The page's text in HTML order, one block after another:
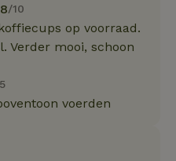
/10
op voorraad.
Verder mooi, schoon
voerden